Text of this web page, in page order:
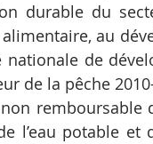
durable du
au
de
de la pêche
remboursable
l’eau potable et